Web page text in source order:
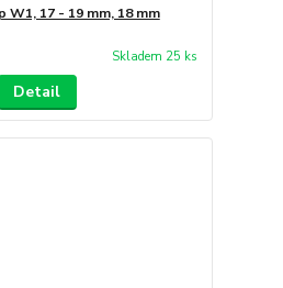
W1, 17 - 19 mm, 18 mm
Skladem 25 ks
Detail